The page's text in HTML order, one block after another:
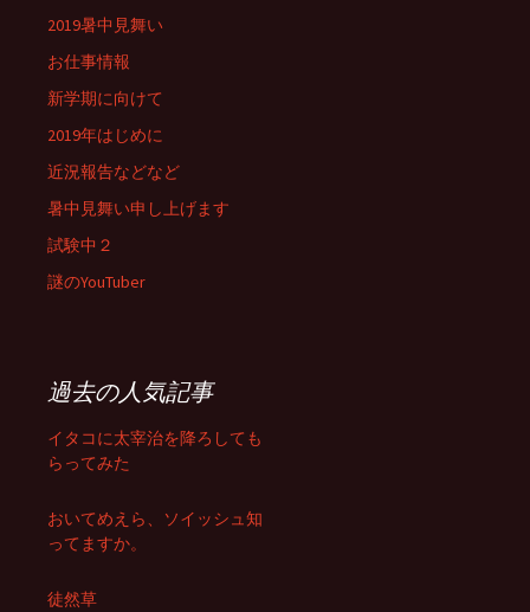
2019暑中見舞い
お仕事情報
新学期に向けて
2019年はじめに
近況報告などなど
暑中見舞い申し上げます
試験中２
謎のYouTuber
過去の人気記事
イタコに太宰治を降ろしても
らってみた
おいてめえら、ソイッシュ知
ってますか。
徒然草